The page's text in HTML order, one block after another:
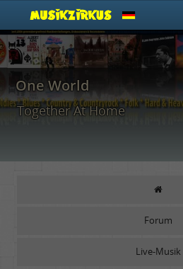
One World
Together At Home
Forum
Live-Musik